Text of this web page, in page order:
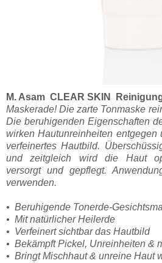
M. Asam CLEAR SKIN
Maskerade! Die zarte Tonmaske
Die beruhigenden Eigenschaften
wirken Hautunreinheiten
verfeinertes Hautbild.
und zeitgleich wird die Haut
versorgt und gepflegt.
verwenden.
• Beruhigende Tonerde-
• Mit natürlicher Heilerde
• Verfeinert sichtbar das Hautbild
• Bekämpft Pickel, Unreinheiten &
• Bringt Mischhaut & unreine Haut